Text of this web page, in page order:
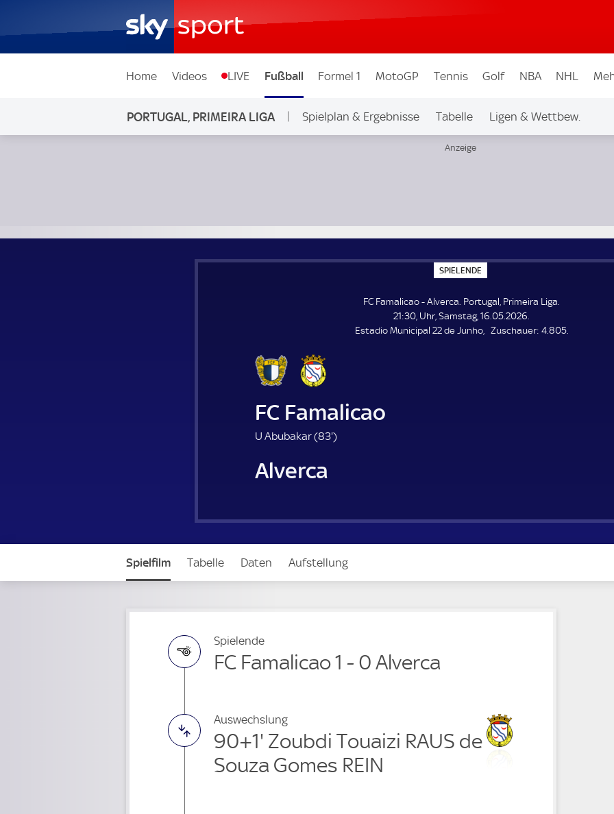
Home Videos LIVE Fußball Formel 1 MotoGP Tennis Golf NBA NHL
PORTUGAL, PRIMEIRA LIGA Spielplan & Ergebnisse Tabelle Ligen & Wettbew.
SPIELENDE
P
E
L
E
N
FC Famalicao - Alverca. Portugal, Primeira Liga.
21:30, Uhr, Samstag, 16.05.2026.
Estadio Municipal 22 de Junho
Zuschauer: Z
4.805.
FC Famalicao
U Abubakar (83'8
u
)
Alverca
Spielfilm Tabelle Daten Aufstellung
Spielende
FC Famalicao 1 - 0 Alverca
Auswechslung
90+1' Zoubdi Touaizi RAUS de
Souza Gomes REIN